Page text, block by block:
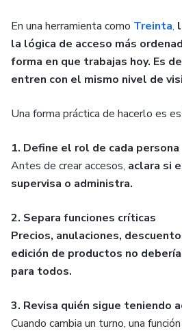
En una herramienta como Treinta,
la lógica de acceso más
forma en que trabajas hoy. Es
entren con el mismo nivel de
Una forma práctica de hacerlo es
1. Define el rol de cada persona
Antes de crear accesos, aclara si
supervisa o administra.
2. Separa funciones críticas
Precios, anulaciones,
edición de productos no
para todos.
3. Revisa quién sigue teniendo
Cuando cambia un turno, una